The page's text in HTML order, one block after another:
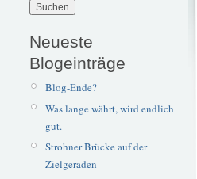
Neueste
Blogeinträge
Blog-Ende?
Was lange währt, wird endlich
gut.
Strohner Brücke auf der
Zielgeraden